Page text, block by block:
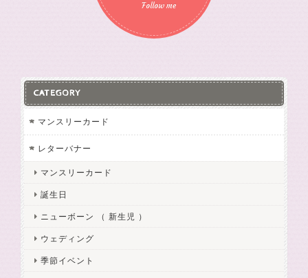
Follow me
CATEGORY
マンスリーカード
レターバナー
マンスリーカード
誕生日
ニューボーン （ 新生児 ）
ウェディング
季節イベント